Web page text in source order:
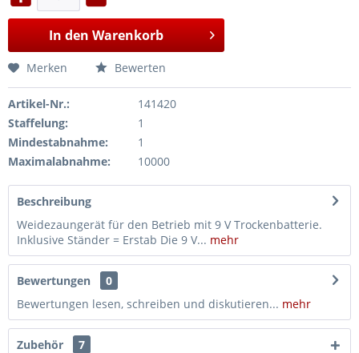
In den Warenkorb
Merken Bewerten
Artikel-Nr.:
141420
Staffelung:
1
Mindestabnahme:
1
Maximalabnahme:
10000
Beschreibung
Weidezaungerät für den Betrieb mit 9 V Trockenbatterie.
Inklusive Ständer = Erstab Die 9 V... mehr
Bewertungen
0
Bewertungen lesen, schreiben und diskutieren... mehr
Zubehör 7